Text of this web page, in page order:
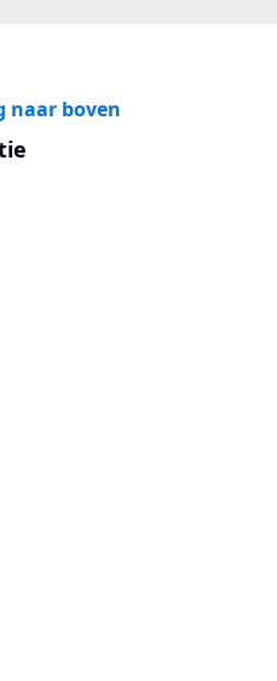
naar boven